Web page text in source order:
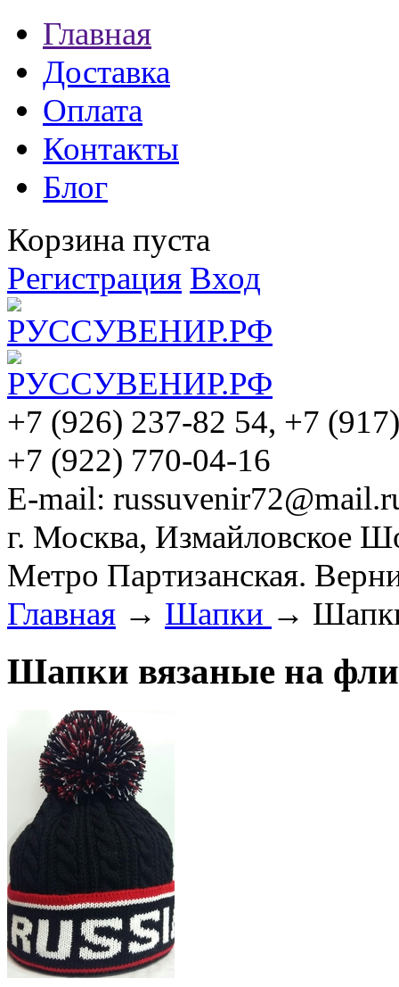
Главная
Доставка
Оплата
Контакты
Блог
Корзина пуста
Регистрация Вход
+7 (926) 237-82 54, +7
+7 (922) 770-04-16
E-mail:
г. Москва, Измайловское
Метро Партизанская.
Главная → Шапки →
Шапки вязаные на